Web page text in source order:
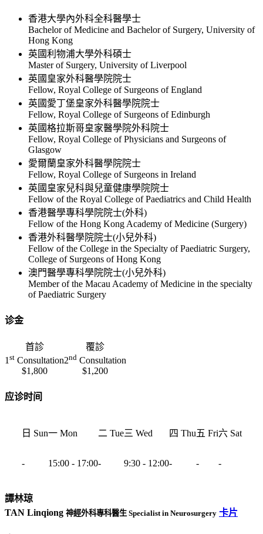
香港大學內外科全科醫學士
Bachelor of Medicine and Bachelor of Surgery, University of
Hong Kong
英國利物浦大學外科碩士
Master of Surgery, University of Liverpool
英國皇家外科醫學院院士
Fellow, Royal College of Surgeons of England
英國愛丁堡皇家外科醫學院院士
Fellow, Royal College of Surgeons of Edinburgh
英國格拉斯哥皇家醫學院外科院士
Fellow, Royal College of Physicians and Surgeons of
Glasgow
愛爾蘭皇家外科醫學院院士
Fellow, Royal College of Surgeons in Ireland
英國皇家兒科與兒童健康學院院士
Fellow of the Royal College of Paediatrics and Child Health
香港醫學專科學院院士(外科)
Fellow of the Hong Kong Academy of Medicine (Surgery)
香港外科醫學院院士(小兒外科)
Fellow of the College in the Specialty of Paediatric Surgery,
College of Surgeons of Hong Kong
澳門醫學專科學院院士(小兒外科)
Member of the Macau Academy of Medicine in the specialty
of Paediatric Surgery
诊金
首診
1st Consultation
覆診
2nd Consultation
$1,800
$1,200
应诊时间
日 Sun一 Mon 二 Tue三 Wed 四 Thu五 Fri六 Sat
- 15:00 - 17:00- 9:30 - 12:00- - -
譚林琼
TAN Linqiong 神經外科專科醫生 Specialist in Neurosurgery 卡片